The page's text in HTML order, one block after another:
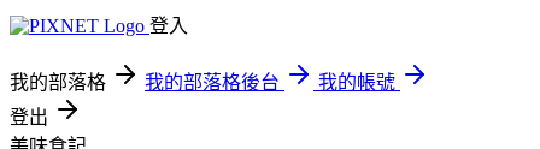
登入
我的部落格 我的部落格後台
我的帳號
登出